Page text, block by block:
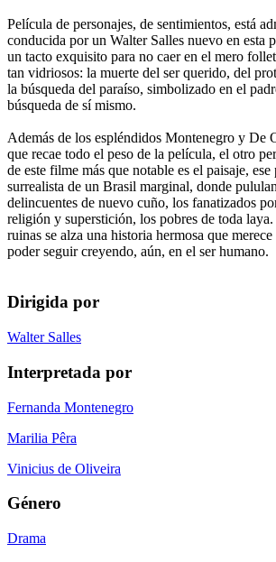
Película de personajes, de sentimientos, está
conducida por un Walter Salles nuevo en esta
un tacto exquisito para no caer en el mero
tan vidriosos: la muerte del ser querido, del
la búsqueda del paraíso, simbolizado en el
búsqueda de sí mismo.
Además de los espléndidos Montenegro y De
que recae todo el peso de la película, el otro
de este filme más que notable es el paisaje, ese
surrealista de un Brasil marginal, donde
delincuentes de nuevo cuño, los fanatizados
religión y superstición, los pobres de toda laya.
ruinas se alza una historia hermosa que
poder seguir creyendo, aún, en el ser humano.
Dirigida por
Walter Salles
Interpretada por
Fernanda Montenegro
Marilia Pêra
Vinicius de Oliveira
Género
Drama